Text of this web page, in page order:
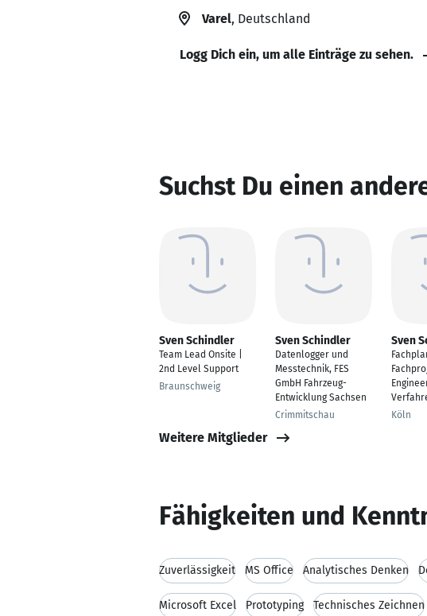
Varel, Deutschland
Logg Dich ein, um alle Einträge zu sehen.
Suchst Du einen
Sven Schindler
Team Lead Onsite |
2nd Level Support
Braunschweig
Sven Schindler
Datenlogger und
Messtechnik, FES
GmbH Fahrzeug-
Entwicklung Sachsen
Crimmitschau
Sven
Köln
Weitere Mitglieder
Fähigkeiten und
Zuverlässigkeit MS Office Analytisches Denken
Microsoft Excel Prototyping Technisches Zeichnen